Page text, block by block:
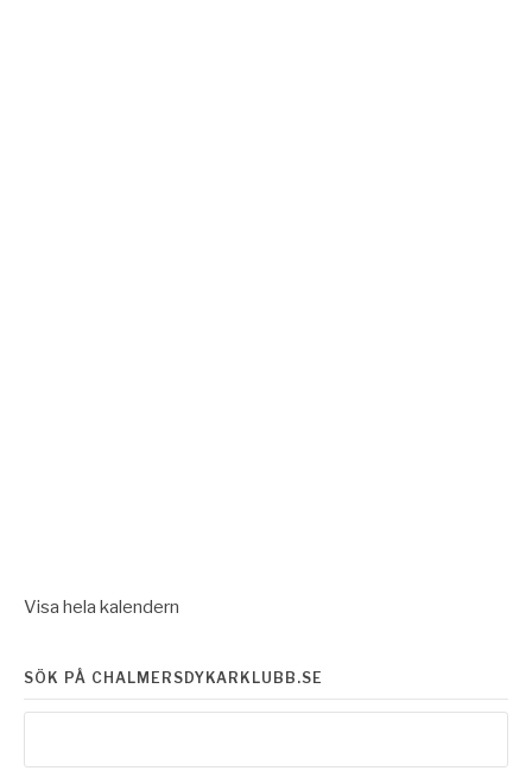
Visa hela kalendern
SÖK PÅ CHALMERSDYKARKLUBB.SE